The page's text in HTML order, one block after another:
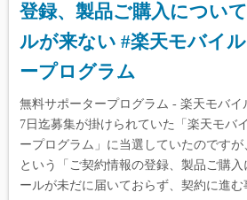
登録、製品ご購入につい
ルが来ない #楽天モバイ
ープログラム
無料サポータープログラム - 楽天モバイ
7日迄募集が掛けられていた「楽天モバ
ープログラム」に当選していたのです
という「ご契約情報の登録、製品ご購
ールが未だに届いておらず、契約に進む